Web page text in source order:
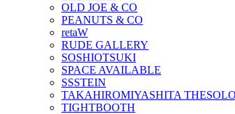
OLD JOE & CO
PEANUTS & CO
retaW
RUDE GALLERY
SOSHIOTSUKI
SPACE AVAILABLE
SSSTEIN
TAKAHIROMIYASHITA
TIGHTBOOTH